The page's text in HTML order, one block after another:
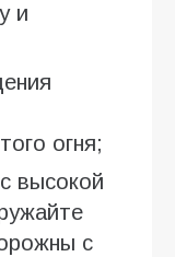
и
огня;
высокой
с